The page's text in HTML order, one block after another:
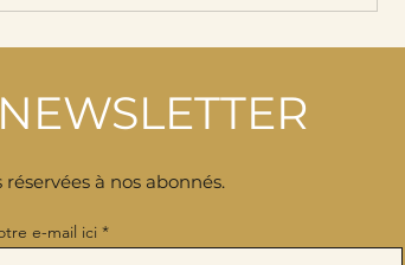
à nos abonnés.
e-mail ici